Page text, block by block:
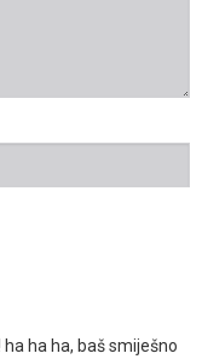
ha ha ha, baš smiješno